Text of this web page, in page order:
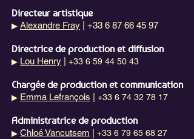
Directeur artistique
▶ Alexandre Fray | +33 6 87 66 45 97
Directrice de production et diffusion
▶ Lou Henry +33 6 59 44 50 43
Chargée de production et communication
▶ Emma Lefrançois +33 6 74 32 78 17
Administratrice de production
▶ Chloé Vancutsem +33 6 79 65 68 27